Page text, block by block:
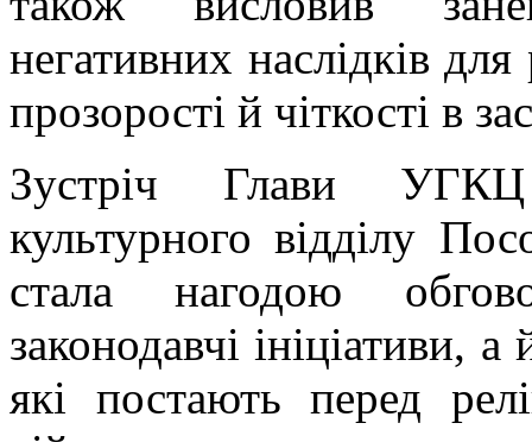
негативних наслідків
прозорості й чіткості в
Зустріч Глави
культурного відділу
стала нагодою
законодавчі ініціативи,
які постають перед